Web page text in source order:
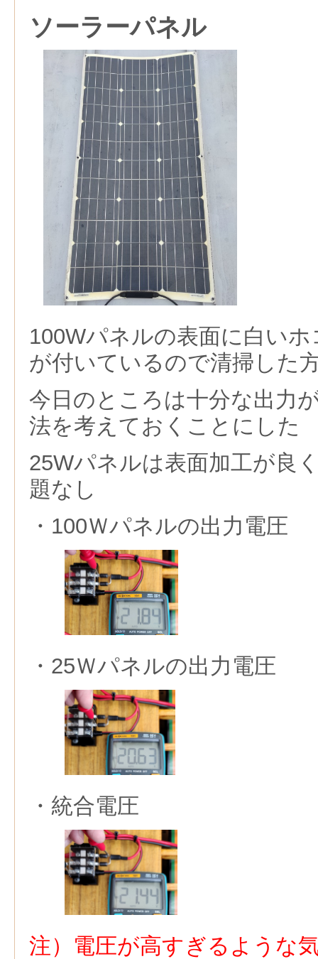
ソーラーパネル
100Wパネルの表面に白い
が付いているので清掃した
今日のところは十分な出力
法を考えておくことにした
25Wパネルは表面加工が良
題なし
・100Ｗパネルの出力電圧
・25Ｗパネルの出力電圧
・統合電圧
注）電圧が高すぎるような